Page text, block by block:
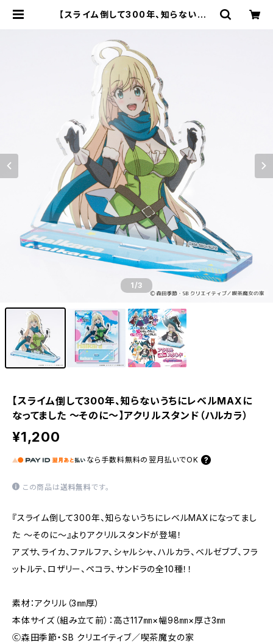
【スライム倒して300年、知らないうち
キャラfab
1/3
【スライム倒して300年、知らないうちにレベルMAXに
なってました ～そのに～】アクリルスタンド（ハルカラ）
¥1,200
なら 手数料無料の 翌月払いでOK
この商品は送料無料です。
『スライム倒して300年、知らないうちにレベルMAXになってまし
た ～そのに～』よりアクリルスタンドが登場！
アズサ、ライカ、ファルファ、シャルシャ、ハルカラ、ベルゼブブ、フラ
ットルテ、ロザリー、ペコラ、サンドラの全10種！！
素材：アクリル（3㎜厚）
本体サイズ（組み立て前）：高さ117㎜×幅98㎜×厚さ3㎜
Ⓒ森田季節・SB クリエイティブ／喫茶魔女の家